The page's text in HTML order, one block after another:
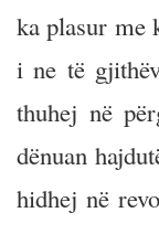
ka plasur me
i ne të
thuhej në
dënuan
hidhej në